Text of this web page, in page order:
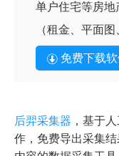
单户住宅等房
（租金、平面
免费下载
后羿采集器 ，基于
作，免费导出采集